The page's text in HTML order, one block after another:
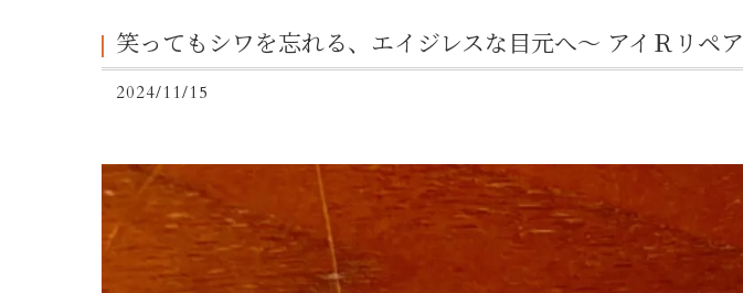
笑ってもシワを忘れる、エイジレスな目元へ～ アイＲリペア
2024/11/15